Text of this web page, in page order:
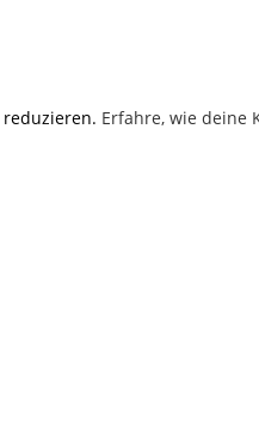
reduzieren. Erfahre, wie deine